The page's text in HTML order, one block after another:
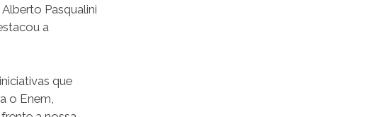
Pasqualini
a
que
o Enem,